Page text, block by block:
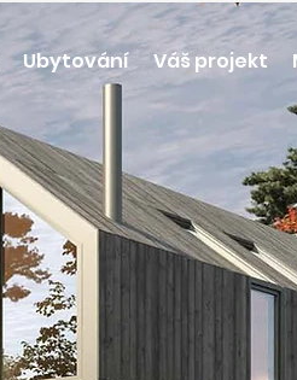
Ubytování Váš projekt